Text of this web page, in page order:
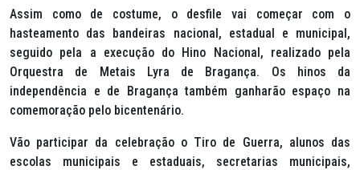
Assim como de costume, o desfile vai começar com o
hasteamento das bandeiras nacional, estadual e municipal,
seguido pela a execução do Hino Nacional, realizado pela
Orquestra de Metais Lyra de Bragança. Os hinos da
independência e de Bragança também ganharão espaço na
comemoração pelo bicentenário.
Vão participar da celebração o Tiro de Guerra, alunos das
escolas municipais e estaduais, secretarias municipais,